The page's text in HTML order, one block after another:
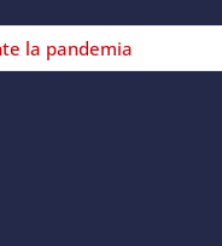
la pandemia